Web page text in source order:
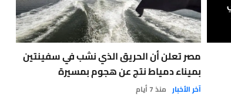
مصر تعلن أن الحريق الذي نشب في سفينتين
بميناء دمياط نتج عن هجوم بمسيرة
آخر الأخبار منذ 7 أيام